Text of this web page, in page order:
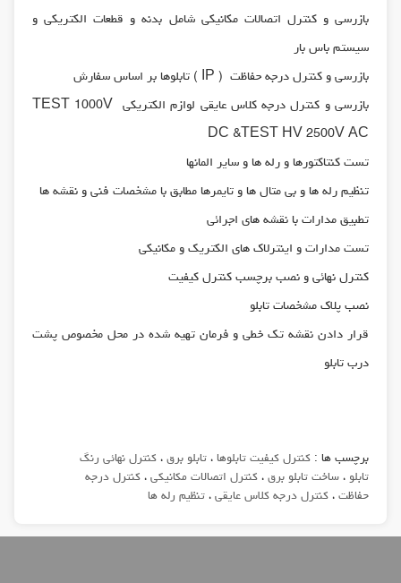
بازرسي و كنترل اتصالات مكانيكي شامل بدنه و قطعات الكتريكي و
سيستم باس بار
بازرسي و كنترل درجه حفاظت ( IP ) تابلوها بر اساس سفارش
بازرسي و كنترل درجه كلاس عايقي لوازم الكتريكي TEST 1000V
DC &TEST HV 2500V AC
تست كنتاكتورها و رله ها و ساير المانها
تنظيم رله ها و بي متال ها و تايمرها مطابق با مشخصات فني و نقشه ها
تطبيق مدارات با نقشه هاي اجرائي
تست مدارات و اينترلاك هاي الكتريك و مكانيكي
كنترل نهائي و نصب برچسب كنترل كيفيت
نصب پلاك مشخصات تابلو
قرار دادن نقشه تك خطي و فرمان تهيه شده در محل مخصوص پشت
درب تابلو
برچسب ها : كنترل كيفيت تابلوها ، تابلو برق ، كنترل نهائي رنگ
تابلو ، ساخت تابلو برق ، كنترل اتصالات مكانيكي ، كنترل درجه
حفاظت ، كنترل درجه كلاس عايقي ، تنظيم رله ها